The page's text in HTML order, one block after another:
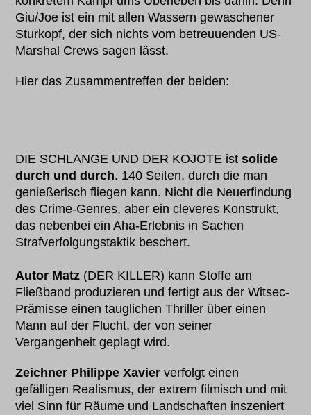
Giu/Joe ist ein mit allen Wassern gewaschener
Sturkopf, der sich nichts vom betreuuenden US-
Marshal Crews sagen lässt.
Hier das Zusammentreffen der beiden:
DIE SCHLANGE UND DER KOJOTE istsolide
durch und durch. 140 Seiten, durch die man
genießerisch fliegen kann. Nicht die Neuerfindung
des Crime-Genres, aber ein cleveres Konstrukt,
das nebenbei ein Aha-Erlebnis in Sachen
Strafverfolgungstaktik beschert.
Autor Matz (DER KILLER) kann Stoffe am
Fließband produzieren und fertigt aus der Witsec-
Prämisse einen tauglichen Thriller über einen
Mann auf der Flucht, der von seiner
Vergangenheit geplagt wird.
Zeichner Philippe Xavier verfolgt einen
gefälligen Realismus, der extrem filmisch und mit
viel Sinn für Räume und Landschaften inszeniert